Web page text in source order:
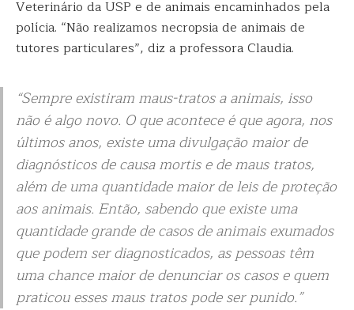
Veterinário da USP e de animais encaminhados pela
polícia. “Não realizamos necropsia de animais de
tutores particulares”, diz a professora Claudia.
“Sempre existiram maus-tratos a animais, isso
não é algo novo. O que acontece é que agora, nos
últimos anos, existe uma divulgação maior de
diagnósticos decausa mortise de maus tratos,
além de uma quantidade maior de leis de proteção
aos animais. Então, sabendo que existe uma
quantidade grande de casos de animais exumados
que podem ser diagnosticados, as pessoas têm
uma chance maior de denunciar os casos e quem
praticou esses maus tratos pode ser punido.”